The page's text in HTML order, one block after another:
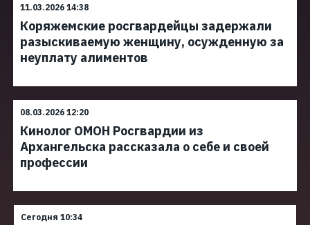
11.03.2026 14:38
Коряжемские росгвардейцы задержали
разыскиваемую женщину, осужденную за
неуплату алиментов
08.03.2026 12:20
Кинолог ОМОН Росгвардии из
Архангельска рассказала о себе и своей
профессии
Сегодня 10:34